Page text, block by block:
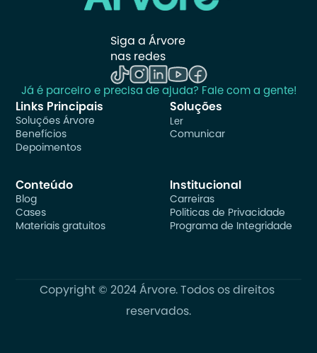
Siga a Árvore
nas redes
Já é parceiro e precisa de ajuda? Fale com a gente!
Links Principais
Soluções Árvore
Benefícios
Depoimentos
Soluções
Ler
Comunicar
Conteúdo
Blog
Cases
Materiais gratuitos
Institucional
Carreiras
Politicas de Privacidade
Programa de Integridade
Copyright © 2024 Árvore. Todos os direitos
reservados.